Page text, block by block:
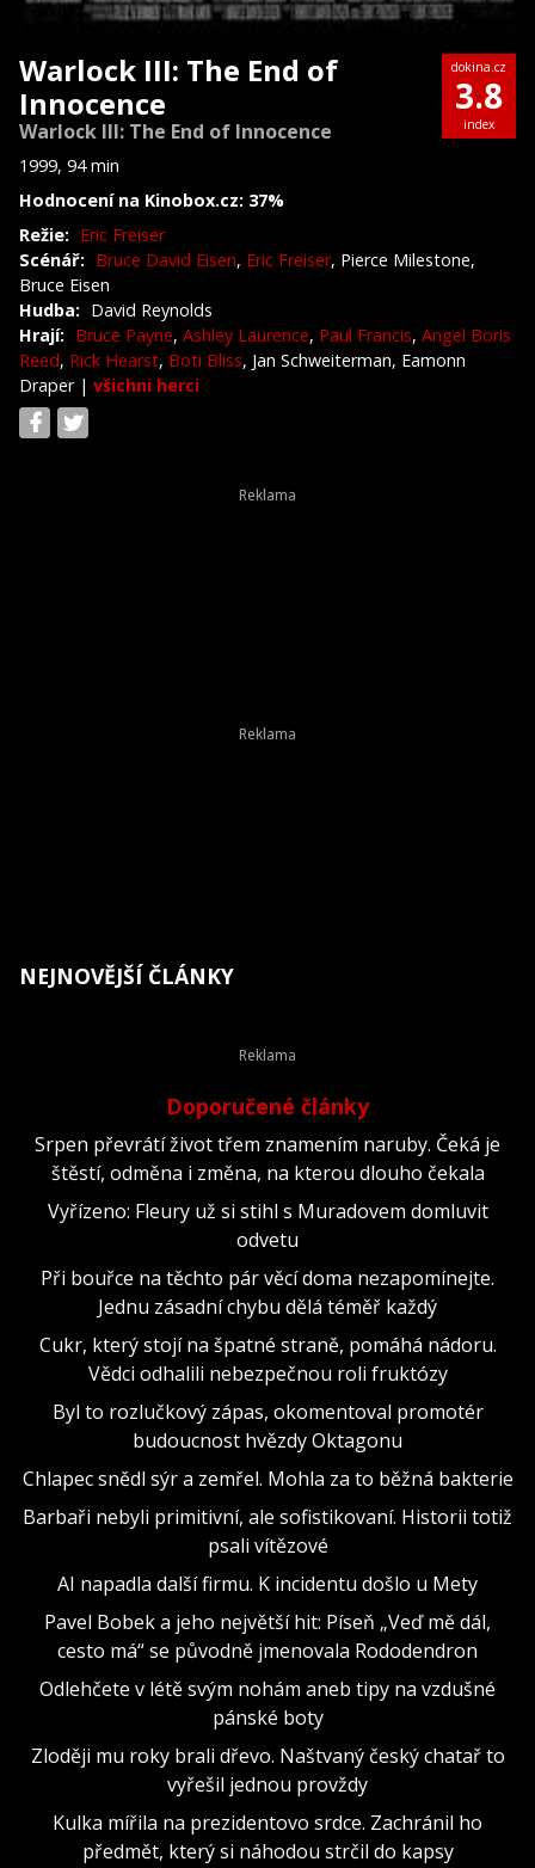
Warlock III: The End of
Innocence
Warlock III: The End of Innocence
1999, 94 min
Hodnocení na Kinobox.cz: 37%
dokina.cz
3.8
index
Režie: Eric Freiser
Scénář: Bruce David Eisen, Eric Freiser, Pierce Milestone,
Bruce Eisen
Hudba: David Reynolds
Hrají: Bruce Payne, Ashley Laurence, Paul Francis, Angel Boris
Reed, Rick Hearst, Boti Bliss, Jan Schweiterman, Eamonn
Draper | všichni herci
NEJNOVĚJŠÍ ČLÁNKY
Doporučené články
Srpen převrátí život třem znamením naruby. Čeká je
štěstí, odměna i změna, na kterou dlouho čekala
Vyřízeno: Fleury už si stihl s Muradovem domluvit
odvetu
Při bouřce na těchto pár věcí doma nezapomínejte.
Jednu zásadní chybu dělá téměř každý
Cukr, který stojí na špatné straně, pomáhá nádoru.
Vědci odhalili nebezpečnou roli fruktózy
Byl to rozlučkový zápas, okomentoval promotér
budoucnost hvězdy Oktagonu
Chlapec snědl sýr a zemřel. Mohla za to běžná bakterie
Barbaři nebyli primitivní, ale sofistikovaní. Historii totiž
psali vítězové
AI napadla další firmu. K incidentu došlo u Mety
Pavel Bobek a jeho největší hit: Píseň „Veď mě dál,
cesto má“ se původně jmenovala Rododendron
Odlehčete v létě svým nohám aneb tipy na vzdušné
pánské boty
Zloději mu roky brali dřevo. Naštvaný český chatař to
vyřešil jednou provždy
Kulka mířila na prezidentovo srdce. Zachránil ho
předmět, který si náhodou strčil do kapsy